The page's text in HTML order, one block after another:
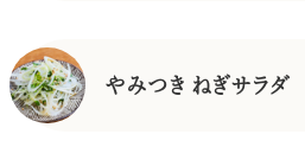
やみつき ねぎサラダ